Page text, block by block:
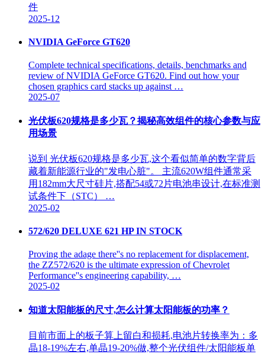
件
2025-12
NVIDIA GeForce GT620
Complete technical specifications, details, benchmarks and
review of NVIDIA GeForce GT620. Find out how your
chosen graphics card stacks up against …
2025-07
光伏板620规格是多少瓦？揭秘高效组件的核心参数与应
用场景
说到 光伏板620规格是多少瓦,这个看似简单的数字背后
藏着新能源行业的"发电心脏"。 主流620W组件通常采
用182mm大尺寸硅片,搭配54或72片电池串设计,在标准测
试条件下（STC） …
2025-02
572/620 DELUXE 621 HP IN STOCK
Proving the adage there''s no replacement for displacement,
the ZZ572/620 is the ultimate expression of Chevrolet
Performance''s engineering capability, …
2025-02
知道太阳能板的尺寸,怎么计算太阳能板的功率？
目前市面上的板子算上留白和损耗,电池片转换率为：多
晶18-19%左右,单晶19-20%做,整个光伏组件/太阳能板单